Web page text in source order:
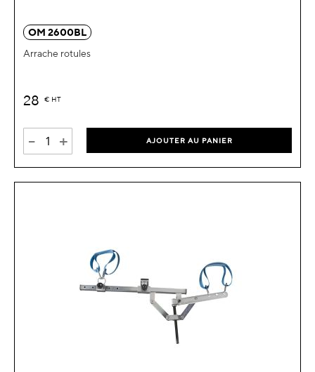
OM 2600BL
Arrache rotules
28 € HT
- + AJOUTER AU PANIER